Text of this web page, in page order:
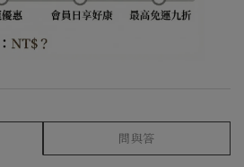
問與答